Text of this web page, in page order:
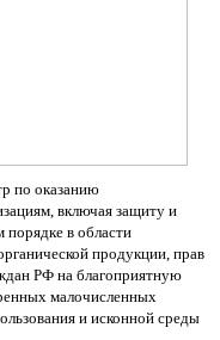
по оказанию
включая защиту и
в области
продукции, прав
РФ на благоприятную
малочисленных
и исконной среды